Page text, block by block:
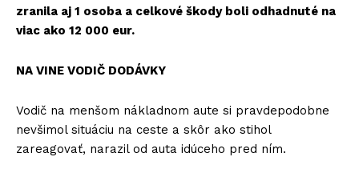
zranila aj 1 osoba a celkové škody boli odhadnuté na
viac ako 12 000 eur.
NA VINE VODIČ DODÁVKY
Vodič na menšom nákladnom aute si pravdepodobne
nevšimol situáciu na ceste a skôr ako stihol
zareagovať, narazil od auta idúceho pred ním.